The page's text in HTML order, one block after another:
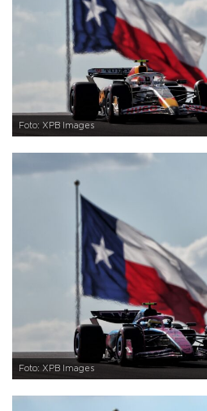
Foto: XPB Images
Foto: XPB Images